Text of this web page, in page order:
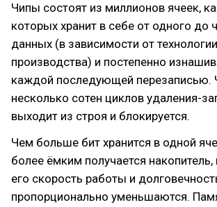
Чипы состоят из миллионов ячеек,
которых хранит в себе от одного до
данных (в зависимости от технологии
производства) и постепенно
каждой последующей перезаписью.
несколько сотен циклов удаления-
выходит из строя и блокируется.
Чем больше бит хранится в одной
более ёмким получается накопитель,
его скорость работы и
пропорционально уменьшаются.